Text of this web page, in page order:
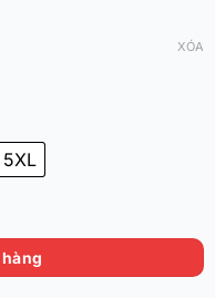
5XL
XÓA
số lượng